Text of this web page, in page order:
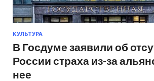
КУЛЬТУРА
В Госдуме заявили об
России страха из-за
нее